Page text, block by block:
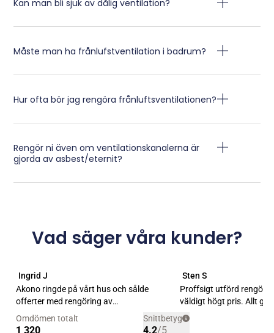
Kan man bli sjuk av dålig ventilation?
Måste man ha frånlufstventilation i badrum?
Hur ofta bör jag rengöra frånluftsventilationen?
Rengör ni även om ventilationskanalerna är
gjorda av asbest/eternit?
Vad säger våra kunder?